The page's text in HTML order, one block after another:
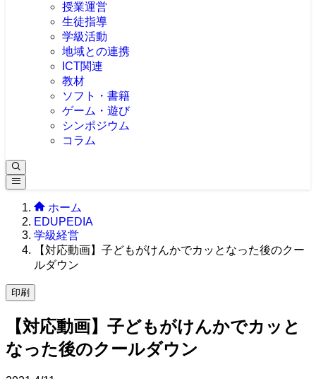
授業運営
生徒指導
学級活動
地域との連携
ICT関連
教材
ソフト・書籍
ゲーム・遊び
シンポジウム
コラム
ホーム
EDUPEDIA
学級経営
【対応動画】子どもがけんかでカッとなった後のクー
ルダウン
印刷
【対応動画】子どもがけんかでカッと
なった後のクールダウン